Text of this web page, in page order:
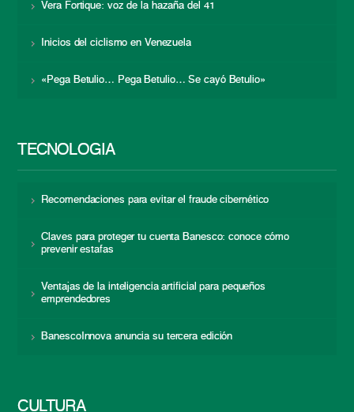
Vera Fortique: voz de la hazaña del 41
Inicios del ciclismo en Venezuela
«Pega Betulio… Pega Betulio… Se cayó Betulio»
TECNOLOGÍA
Recomendaciones para evitar el fraude cibernético
Claves para proteger tu cuenta Banesco: conoce cómo
prevenir estafas
Ventajas de la inteligencia artificial para pequeños
emprendedores
BanescoInnova anuncia su tercera edición
CULTURA